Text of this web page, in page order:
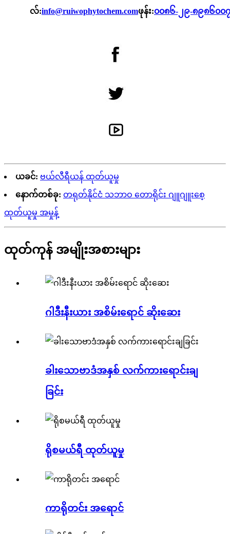
လ်:info@ruiwophytochem.comဖုန်း:၀၀၈၆-၂၉-၈၉၈၆၀၀
ယခင်: ဗယ်လီရီယန် ထုတ်ယူမှု
နောက်တစ်ခု: တရုတ်နိုင်ငံ သဘာဝ တောရိုင်း ဂျူဂျူးစေ့
ထုတ်ယူမှု အမှုန့်
ထုတ်ကုန် အမျိုးအစားများ
ဂါဒီးနီးယား အစိမ်းရောင် ဆိုးဆေး
ခါးသောဗာဒံအနှစ် လက်ကားရောင်းချ
ခြင်း
ရိုစမယ်ရီ ထုတ်ယူမှု
ကာရိုတင်း အရောင်